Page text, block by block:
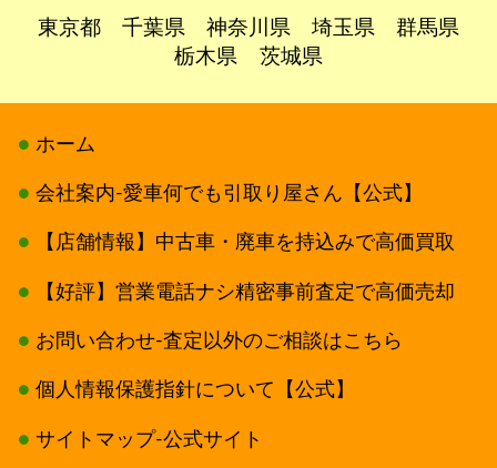
東京都
千葉県 神奈川県 埼玉県
群馬県
栃木県
茨城県
ホーム
会社案内-愛車何でも引取り屋さん【公式】
【店舗情報】中古車・廃車を持込みで高価買取
【好評】営業電話ナシ精密事前査定で高価売却
お問い合わせ-査定以外のご相談はこちら
個人情報保護指針について【公式】
サイトマップ-公式サイト